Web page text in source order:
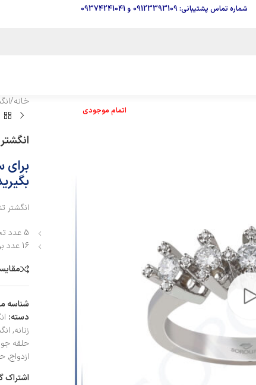
شماره تماس پشتیبانی: 09123393109 و09374241041
اتمام موجودی
خانه/
انگشتر
انگشتر
5 عدد تخمه برلیان سفید به وزن 0/357 قیراط
16 عدد برلیان سفید تمام تراش به وزن 0/046 قیراط
شناسه
دسته:
زنانه,
حلقه
ازدواج,
اشتراک